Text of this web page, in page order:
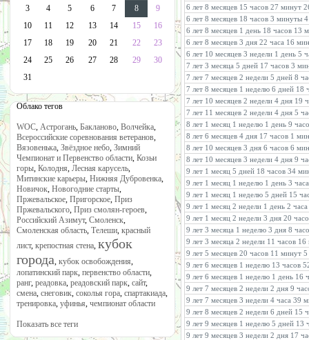
3
4 5 6 7 8
9
10
11 12 13 14 15
16
17
18 19 20 21 22
23
24
25 26 27 28 29
30
31
Облако тегов
WOC, Астрогань, Бакланово, Волчейка,
Всероссийские соревнования ветеранов,
Вязовенька, Звёздное небо, Зимний
Чемпионат и Первенство области, Козьи
горы, Колодня, Лесная карусель,
Митинские карьеры, Нижняя Дубровенка,
Новичок, Новогодние старты,
Пржевальское, Пригорское, Приз
Пржевальского, Приз смолян-героев,
Российский Азимут, Смоленск,
Смоленская область, Телеши, красный
лист, крепостная стена, кубок
города, кубок освобождения,
лопатинский парк, первенство области,
ранг, реадовка, реадовский парк, сайт,
смена, снеговик, соколья гора, спартакиада,
тренировка, уфинья, чемпионат области
Показать все теги
6 лет 8 месяцев 15 часов 27 минут
6 лет 8 месяцев 18 часов 3 минуты
6 лет 8 месяцев 1 день 18 часов 13
6 лет 8 месяцев 3 дня 22 часа 16
6 лет 10 месяцев 3 недели 1 день 5
7 лет 3 месяца 5 дней 17 часов 3
7 лет 7 месяцев 2 недели 5 дней 8
7 лет 8 месяцев 1 неделю 6 дней 18
7 лет 10 месяцев 2 недели 4 дня 19
7 лет 11 месяцев 2 недели 4 дня 5
8 лет 1 месяц 1 неделю 1 день 9
8 лет 6 месяцев 4 дня 17 часов 1
8 лет 10 месяцев 3 дня 6 часов 6
8 лет 10 месяцев 3 недели 4 дня 9
9 лет 1 месяц 5 дней 18 часов 34
9 лет 1 месяц 1 неделю 1 день 3
9 лет 1 месяц 1 неделю 5 дней 15
9 лет 1 месяц 2 недели 1 день 2
9 лет 1 месяц 2 недели 3 дня 20
9 лет 3 месяца 1 неделю 3 дня 8
9 лет 3 месяца 2 недели 11 часов
9 лет 5 месяцев 20 часов 11 минут
9 лет 6 месяцев 1 неделю 13 часов
9 лет 6 месяцев 1 неделю 1 день 16
9 лет 7 месяцев 2 недели 2 дня 9
9 лет 7 месяцев 3 недели 4 часа 39
9 лет 8 месяцев 2 недели 6 дней 15
9 лет 9 месяцев 1 неделю 5 дней 13
9 лет 9 месяцев 3 недели 2 дня 17